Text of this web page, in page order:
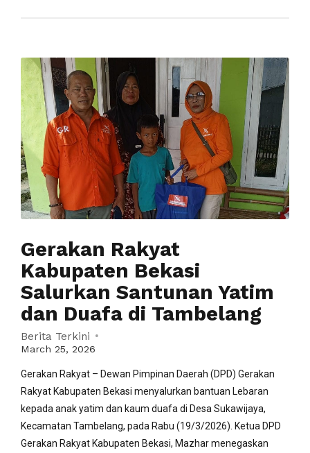
Gerakan Rakyat
Kabupaten Bekasi
Salurkan Santunan Yatim
dan Duafa di Tambelang
Berita Terkini
March 25, 2026
Gerakan Rakyat – Dewan Pimpinan Daerah (DPD) Gerakan
Rakyat Kabupaten Bekasi menyalurkan bantuan Lebaran
kepada anak yatim dan kaum duafa di Desa Sukawijaya,
Kecamatan Tambelang, pada Rabu (19/3/2026). Ketua DPD
Gerakan Rakyat Kabupaten Bekasi, Mazhar menegaskan